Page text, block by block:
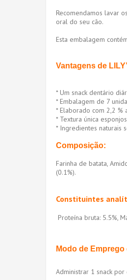
Recomendamos lavar
oral do seu cão.
Esta embalagem
Vantagens de
* Um snack dentário
* Embalagem de 7
* Elaborado com 2,2
* Textura única
* Ingredientes naturais
Composição:
Farinha de batata,
(0.1%).
Constituintes
Proteína bruta: 5.5%,
Modo de
Administrar 1 snack